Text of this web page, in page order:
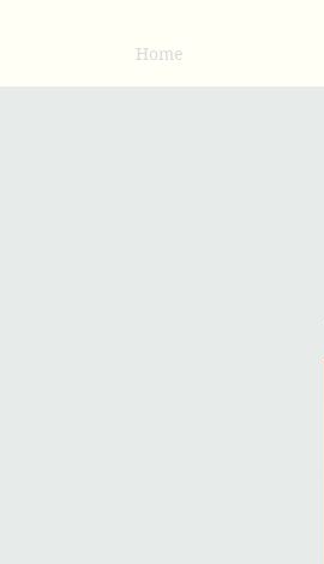
Home